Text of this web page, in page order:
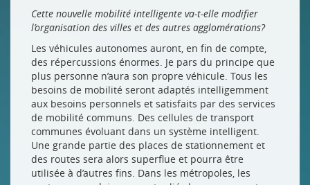
Cette nouvelle mobilité intelligente va-t-elle modifier
l’organisation des villes et des autres agglomérations?
Les véhicules autonomes auront, en fin de compte,
des répercussions énormes. Je pars du principe que
plus personne n’aura son propre véhicule. Tous les
besoins de mobilité seront adaptés intelligemment
aux besoins personnels et satisfaits par des services
de mobilité communs. Des cellules de transport
communes évoluant dans un système intelligent.
Une grande partie des places de stationnement et
des routes sera alors superflue et pourra être
utilisée à d’autres fins. Dans les métropoles, les